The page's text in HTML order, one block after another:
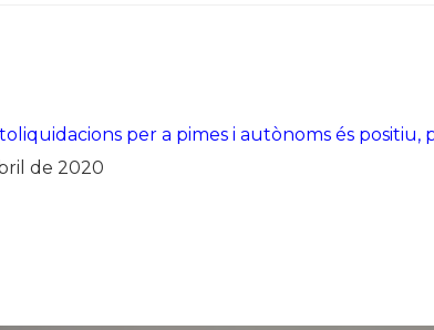
per a pimes i autònoms és positiu,
de 2020